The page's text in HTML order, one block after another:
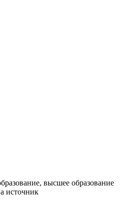
высшее образование
источник